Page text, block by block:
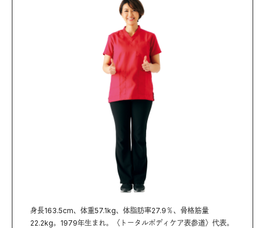
身長163.5cm、体重57.1kg、体脂肪率27.9％、骨格筋量
22.2kg。1979年生まれ。〈トータルボディケア表参道〉代表。